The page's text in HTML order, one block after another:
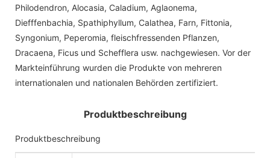
Philodendron, Alocasia, Caladium, Aglaonema,
Diefffenbachia, Spathiphyllum, Calathea, Farn, Fittonia,
Syngonium, Peperomia, fleischfressenden Pflanzen,
Dracaena, Ficus und Schefflera usw. nachgewiesen. Vor der
Markteinführung wurden die Produkte von mehreren
internationalen und nationalen Behörden zertifiziert.
Produktbeschreibung
Produktbeschreibung